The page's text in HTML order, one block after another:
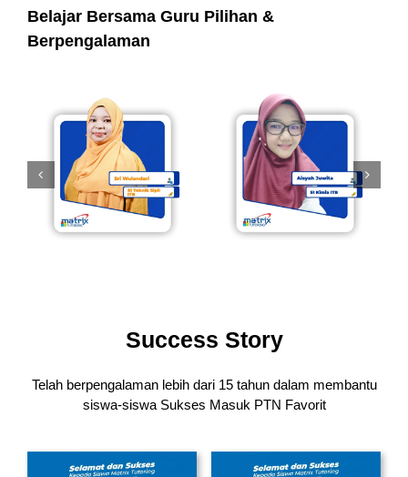
Belajar Bersama Guru Pilihan &
Berpengalaman
Success Story
Telah berpengalaman lebih dari 15 tahun dalam membantu
siswa-siswa Sukses Masuk PTN Favorit